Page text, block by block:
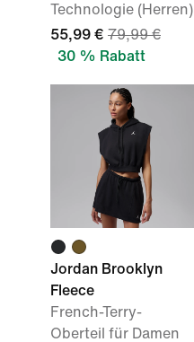
Technologie (Herren)
55,99 € 79,99 €
30 % Rabatt
Jordan Brooklyn
Fleece
French-Terry-
Oberteil für Damen